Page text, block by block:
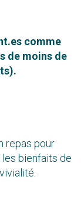
comme
de moins de
repas pour
bienfaits de